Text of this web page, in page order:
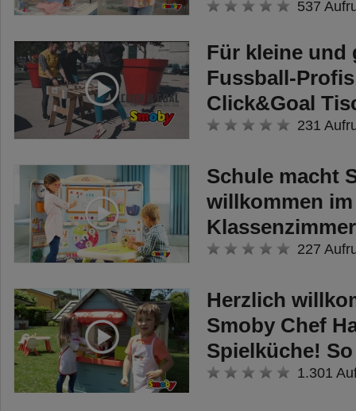
Make-Up!537
Für kleine und
Fussball-
Click&Goal
231
Schule macht
willkommen
227
Herzlich
Smoby Chef
Spielküche!
1.301